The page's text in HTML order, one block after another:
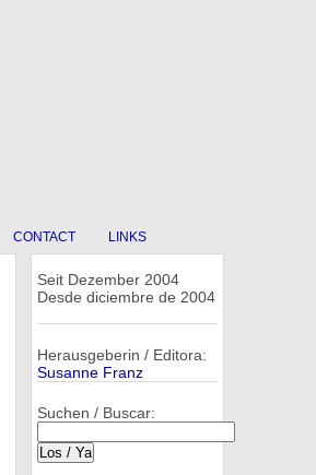
CONTACT LINKS
Seit Dezember 2004
Desde diciembre de 2004
Herausgeberin / Editora:
Susanne Franz
Suchen / Buscar: